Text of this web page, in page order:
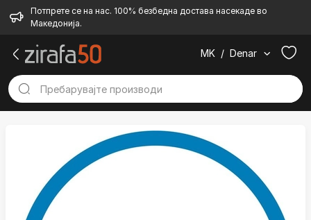
Потпрете се на нас. 100% безбедна достава насекаде во
Македонија.
MK / Denar